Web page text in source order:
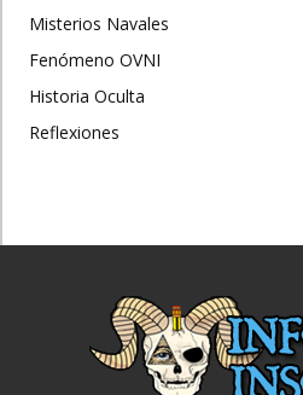
Misterios Navales
Fenómeno OVNI
Historia Oculta
Reflexiones